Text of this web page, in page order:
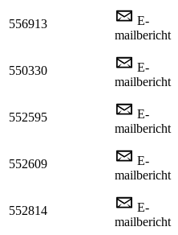
556913
E-
mailbericht
550330
E-
mailbericht
552595
E-
mailbericht
552609
E-
mailbericht
552814
E-
mailbericht